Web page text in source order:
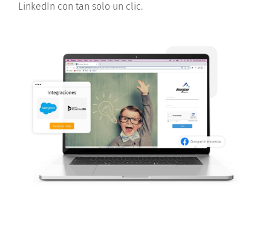
LinkedIn con tan solo un clic.